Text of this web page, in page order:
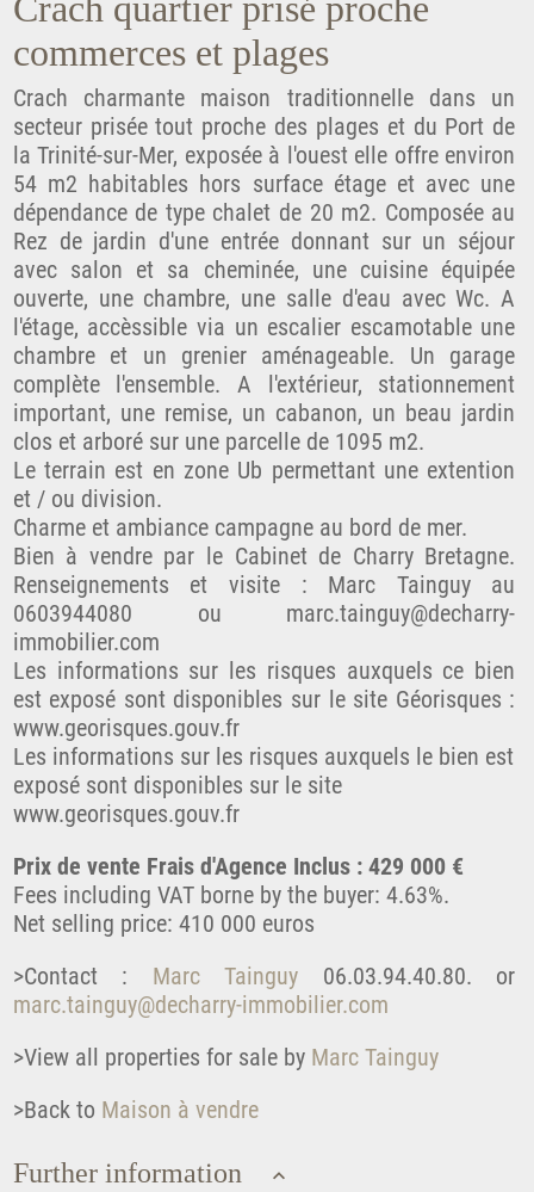
Crach quartier prisé proche
commerces et plages
Crach charmante maison traditionnelle dans un
secteur prisée tout proche des plages et du Port de
la Trinité-sur-Mer, exposée à l'ouest elle offre environ
54 m2 habitables hors surface étage et avec une
dépendance de type chalet de 20 m2. Composée au
Rez de jardin d'une entrée donnant sur un séjour
avec salon et sa cheminée, une cuisine équipée
ouverte, une chambre, une salle d'eau avec Wc. A
l'étage, accèssible via un escalier escamotable une
chambre et un grenier aménageable. Un garage
complète l'ensemble. A l'extérieur, stationnement
important, une remise, un cabanon, un beau jardin
clos et arboré sur une parcelle de 1095 m2.
Le terrain est en zone Ub permettant une extention
et / ou division.
Charme et ambiance campagne au bord de mer.
Bien à vendre par le Cabinet de Charry Bretagne.
Renseignements et visite : Marc Tainguy au
0603944080 ou marc.tainguy@decharry-
immobilier.com
Les informations sur les risques auxquels ce bien
est exposé sont disponibles sur le site Géorisques :
www.georisques.gouv.fr
Les informations sur les risques auxquels le bien est
exposé sont disponibles sur le site
www.georisques.gouv.fr
Prix de vente Frais d'Agence Inclus : 429 000 €
Fees including VAT borne by the buyer: 4.63%.
Net selling price: 410 000 euros
>Contact : Marc Tainguy 06.03.94.40.80. or
marc.tainguy@decharry-immobilier.com
>View all properties for sale byMarc Tainguy
>Back to Maison à vendre
Further information